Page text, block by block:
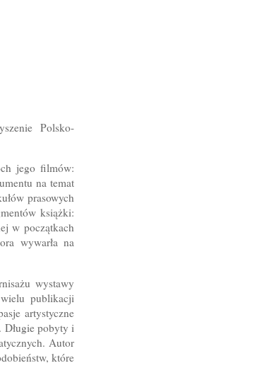
Polsko-
jego filmów:
na temat
prasowych
książki:
w początkach
wywarła na
wystawy
publikacji
artystyczne
Długie pobyty i
Autor
które